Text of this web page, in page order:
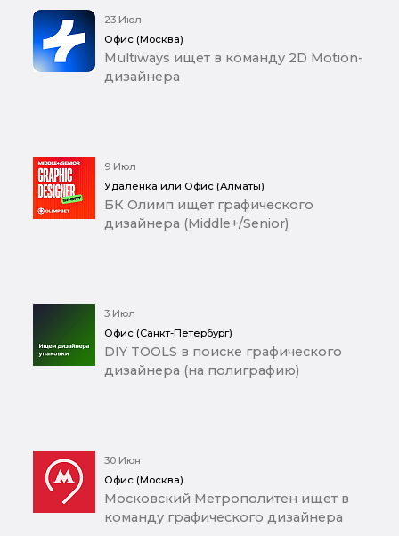
23 Июл
Офис (Москва)
Multiways ищет в команду 2D Motion-
дизайнера
9 Июл
Удаленка или Офис (Алматы)
БК Олимп ищет графического
дизайнера (Middle+/Senior)
3 Июл
Офис (Санкт-Петербург)
DIY TOOLS в поиске графического
дизайнера (на полиграфию)
30 Июн
Офис (Москва)
Московский Метрополитен ищет в
команду графического дизайнера